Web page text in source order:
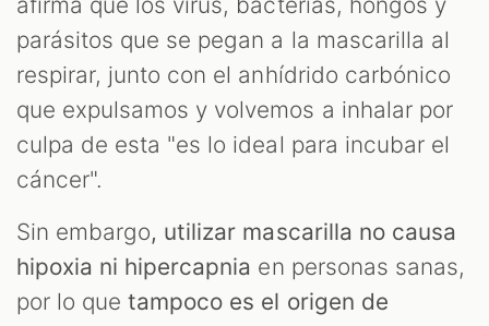
parásitos que se pegan a la mascarilla al
respirar, junto con el anhídrido carbónico
que expulsamos y volvemos a inhalar por
culpa de esta "es lo ideal para incubar el
cáncer".
Sin embargo, utilizar mascarilla no causa
hipoxia ni hipercapnia en personas sanas,
por lo que tampoco es el origen de